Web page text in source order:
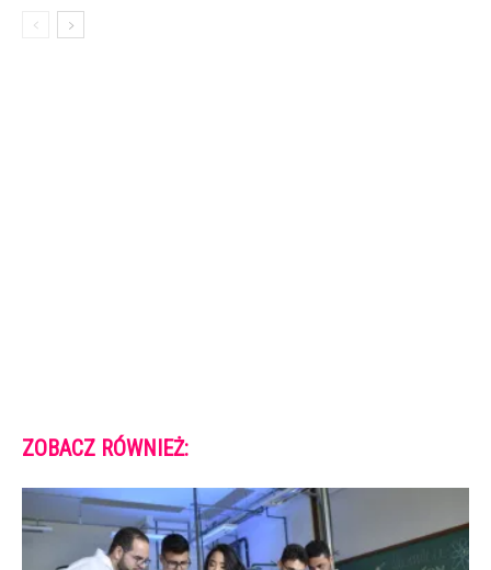
ZOBACZ RÓWNIEŻ: